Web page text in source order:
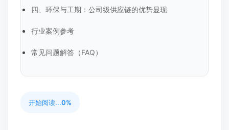
四、环保与工期：公司级供应链的优势显现
行业案例参考
常见问题解答（FAQ）
开始阅读...0%